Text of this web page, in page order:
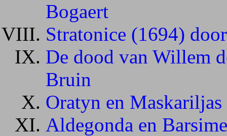
Bogaert
Stratonice (1694)
De dood van Willem
Bruin
Oratyn en
Aldegonda en